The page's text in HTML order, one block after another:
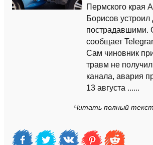
Пермского края
Борисов
пострадавшими.
сообщает
Сам чиновник
травм не
канала, авария
13 августа ......
Читать полный